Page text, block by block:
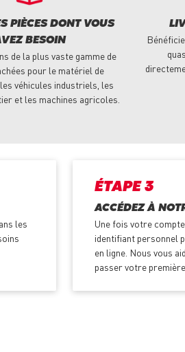
PIÈCES DONT VOUS
BESOIN
de la plus vaste gamme de
pour le matériel de
véhicules industriels, les
et les machines agricoles.
les
ÉTAPE 3
ACCÉDEZ À
Une fois votre
identifiant personnel
en ligne. Nous vous
passer votre